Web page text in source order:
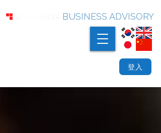
BUSINESS ADVISORY
登入